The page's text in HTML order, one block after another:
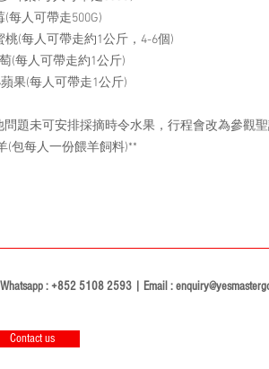
每人可帶走500G)
桃(每人可帶走約1公斤，4-6個)
(每人可帶走約1公斤)
果(每人可帶走1公斤)
問題未可安排採摘時令水果，行程會改為參觀
(包每人一份餵羊飼料)**
: +852 5108 2593 | Email :
Contact us